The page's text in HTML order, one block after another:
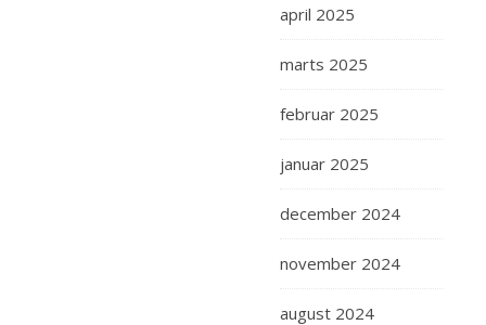
april 2025
marts 2025
februar 2025
januar 2025
december 2024
november 2024
august 2024